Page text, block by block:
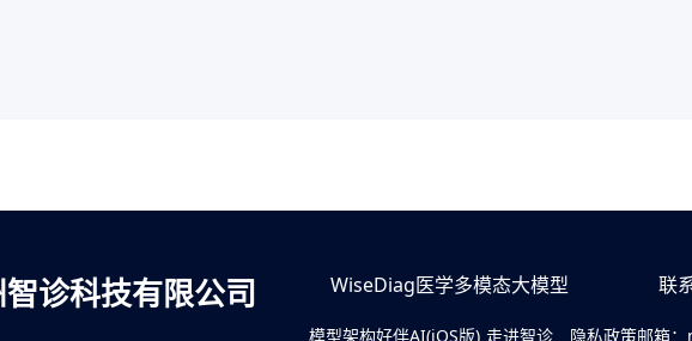
诊科技有限公司 WiseDiag医学多模态大模型
模型架构好伴AI(iOS版) 走进智诊 隐私政策
联
邮箱：